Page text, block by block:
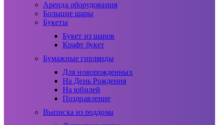
Аренда оборудования
Большие шары
Букеты
Букет из шаров
Крафт букет
Бумажные гирлянды
Для новорожденных
На День Рождения
На юбилей
Поздравление
Выписка из роддома